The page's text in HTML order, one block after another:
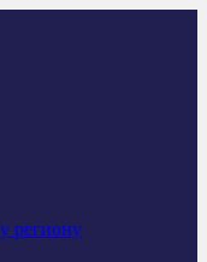
региону